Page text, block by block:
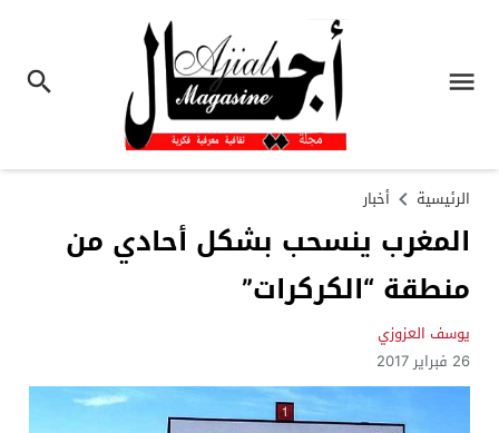
الرئيسية أخبار
المغرب ينسحب بشكل أحادي من
منطقة “الكركرات”
يوسف العزوزي
26 فبراير 2017